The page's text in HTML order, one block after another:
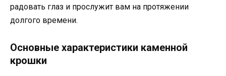
радовать глаз и прослужит вам на протяжении
долгого времени.
Основные характеристики каменной
крошки